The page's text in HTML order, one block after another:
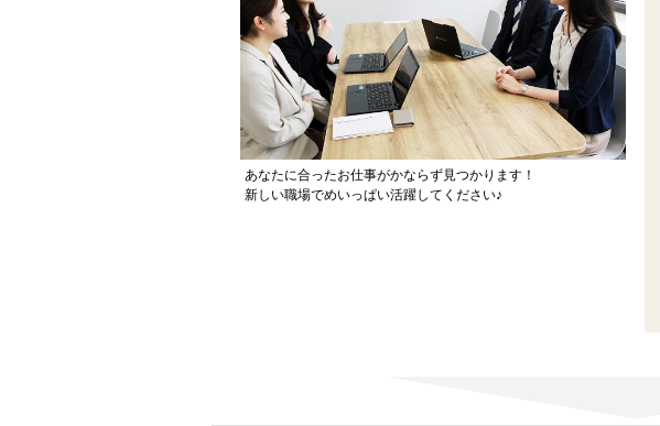
あなたに合ったお仕事がかならず見つかります！
新しい職場でめいっぱい活躍してください♪